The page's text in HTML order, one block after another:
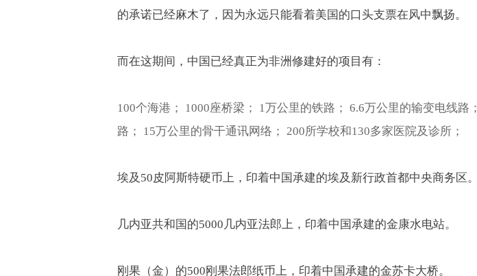
的承诺已经麻木了，因为永远只能看着美国的口头支票在风中飘扬。
而在这期间，中国已经真正为非洲修建好的项目有：
100个海港； 1000座桥梁； 1万公里的铁路； 6.6万公里的输变电线路；
路；
15万公里的骨干通讯网络； 200所学校和130多家医院及诊所；
埃及 50皮阿斯特硬币上，印着中国承建的埃及新行政首都中央商务区。
几内亚共和国的5000几内亚法郎上，印着中国承建的金康水电站。
刚果（金）的500刚果法郎纸币上，印着中国承建的金苏卡大桥。